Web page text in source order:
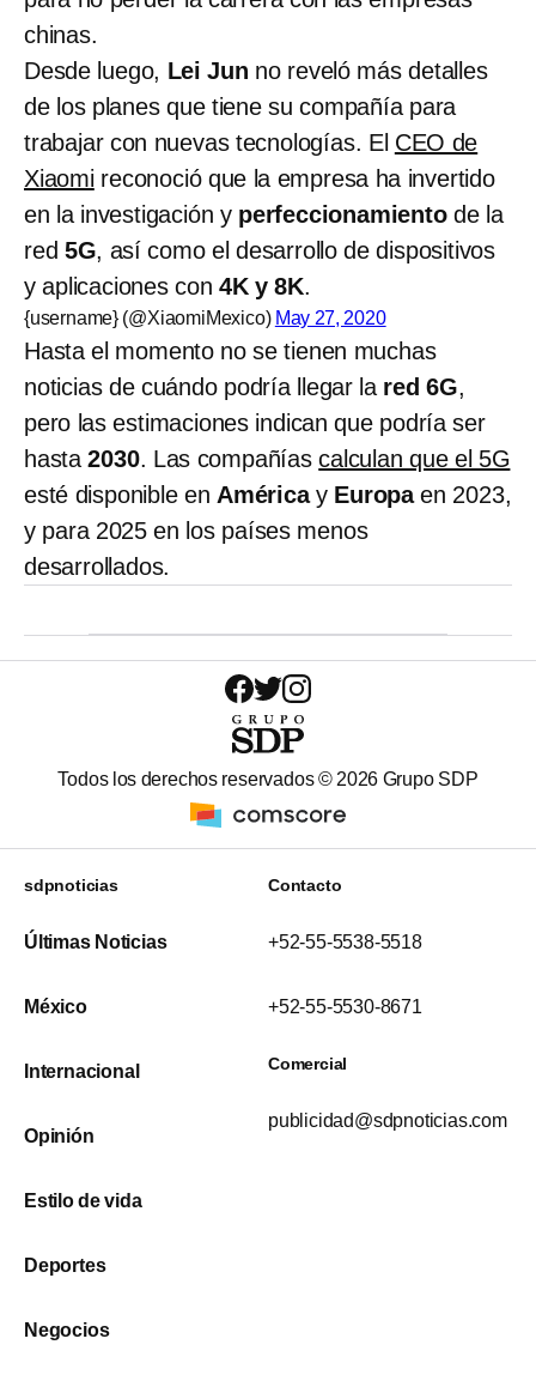
chinas.
Desde luego, Lei Jun no reveló más detalles
de los planes que tiene su compañía para
trabajar con nuevas tecnologías. El CEO de
Xiaomi reconoció que la empresa ha invertido
en la investigación y perfeccionamientode la
red 5G, así como el desarrollo de dispositivos
y aplicaciones con4K y 8K.
{username} (@XiaomiMexico) May 27, 2020
Hasta el momento no se tienen muchas
noticias de cuándo podría llegar la red 6G,
pero las estimaciones indican que podría ser
hasta2030. Las compañíascalculan que el 5G
esté disponible en Américay Europaen 2023,
y para 2025 en los países menos
desarrollados.
Todos los derechos reservados © 2026 Grupo SDP
sdpnoticias
Últimas Noticias
México
Internacional
Opinión
Estilo de vida
Deportes
Negocios
Contacto
+52-55-5538-5518
+52-55-5530-8671
Comercial
publicidad@sdpnoticias.com